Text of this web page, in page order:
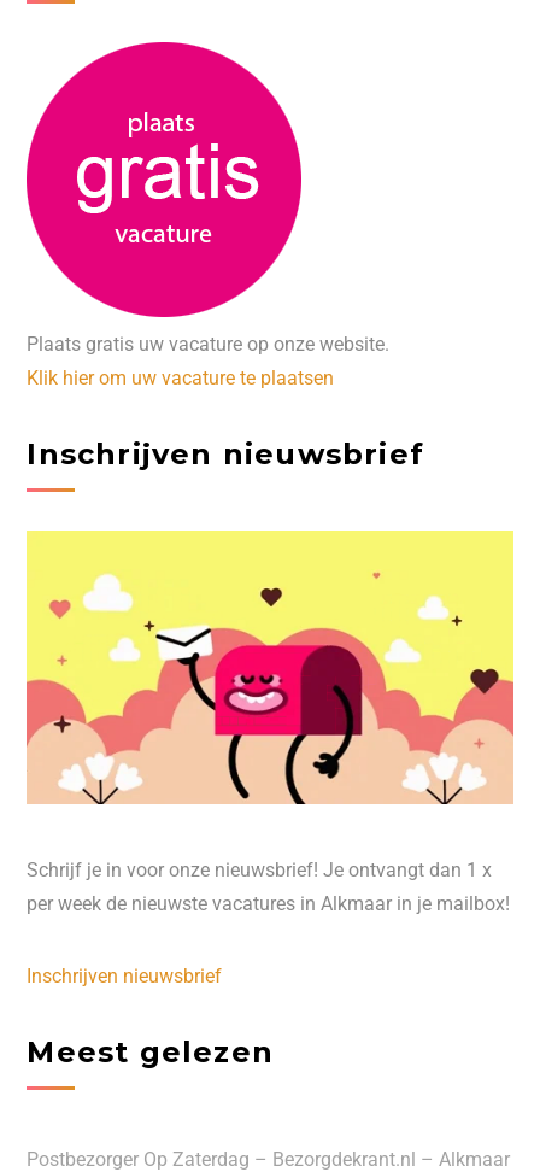
Plaats gratis uw vacature op onze website.
Klik hier om uw vacature te plaatsen
Inschrijven nieuwsbrief
Schrijf je in voor onze nieuwsbrief! Je ontvangt dan 1 x
per week de nieuwste vacatures in Alkmaar in je mailbox!
Inschrijven nieuwsbrief
Meest gelezen
Postbezorger Op Zaterdag – Bezorgdekrant.nl – Alkmaar